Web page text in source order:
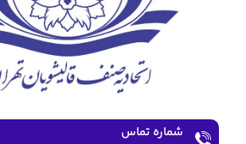
شماره تماس